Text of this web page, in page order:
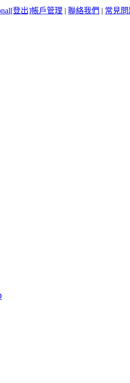
[登出]帳戶管理 | 聯絡我們 | 常見問